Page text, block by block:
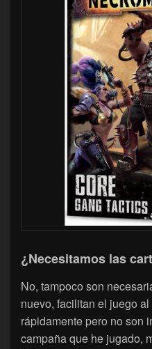
¿Necesitamos las
No, tampoco son
nuevo, facilitan el juego
rápidamente pero no son
campaña que he jugado,